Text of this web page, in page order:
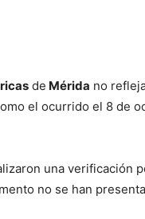
de Mérida no
el ocurrido el 8 de
una verificación
no se han